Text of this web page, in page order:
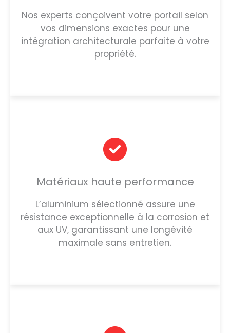
Nos experts conçoivent votre portail selon
vos dimensions exactes pour une
intégration architecturale parfaite à votre
propriété.
Matériaux haute performance
L’aluminium sélectionné assure une
résistance exceptionnelle à la corrosion et
aux UV, garantissant une longévité
maximale sans entretien.